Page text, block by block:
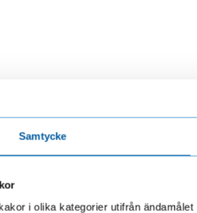
Samtycke
i olika kategorier utifrån